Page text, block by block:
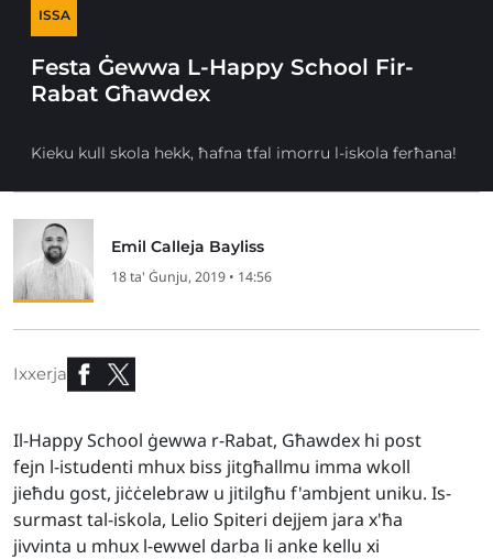
ISSA
Festa Ġewwa L-Happy School Fir-
Rabat Għawdex
Kieku kull skola hekk, ħafna tfal imorru l-iskola ferħana!
Emil Calleja Bayliss
18 ta' Ġunju, 2019 • 14:56
Ixxerja
Il-Happy School ġewwa r-Rabat, Għawdex hi post
fejn l-istudenti mhux biss jitgħallmu imma wkoll
jieħdu gost, jiċċelebraw u jitilgħu f'ambjent uniku. Is-
surmast tal-iskola, Lelio Spiteri dejjem jara x'ħa
jivvinta u mhux l-ewwel darba li anke kellu xi